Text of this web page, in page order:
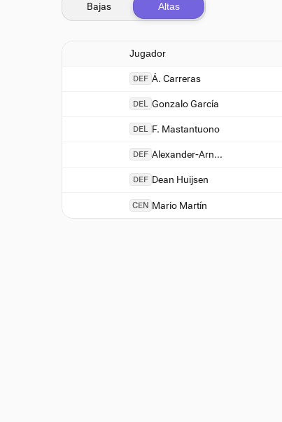
Bajas Altas
Jugador
DEF Á. Carreras
DEL Gonzalo García
DEL F. Mastantuono
DEF Alexander-Arnold
DEF Dean Huijsen
CEN Mario Martín